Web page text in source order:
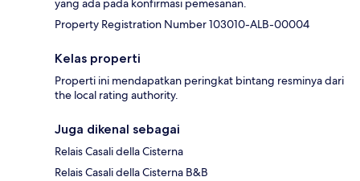
yang ada pada konfirmasi pemesanan.
Property Registration Number 103010-ALB-00004
Kelas properti
Properti ini mendapatkan peringkat bintang resminya dari
the local rating authority.
Juga dikenal sebagai
Relais Casali della Cisterna
Relais Casali della Cisterna B&B